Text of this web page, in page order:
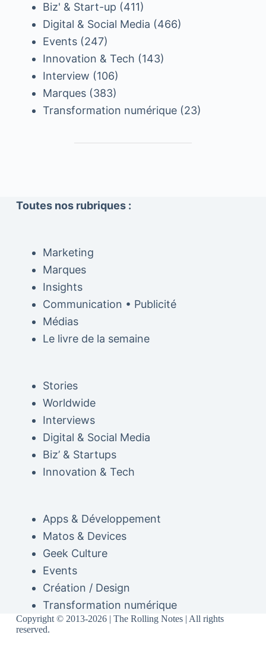
Biz' & Start-up (411)
Digital & Social Media (466)
Events(247)
Innovation & Tech (143)
Interview (106)
Marques(383)
Transformation numérique(23)
Toutes nos rubriques :
Marketing
Marques
Insights
Communication • Publicité
Médias
Le livre de la semaine
Stories
Worldwide
Interviews
Digital & Social Media
Biz’ & Startups
Innovation & Tech
Apps & Développement
Matos & Devices
Geek Culture
Events
Création / Design
Transformation numérique
Copyright © 2013-2026 | The Rolling Notes | All rights
reserved.